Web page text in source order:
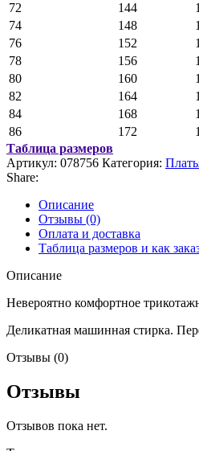
72
144
74
148
76
152
78
156
80
160
82
164
84
168
86
172
Таблица размеров
Артикул: 078756 Категория:
Share:
Описание
Отзывы (0)
Оплата и доставка
Таблица размеров и как
Описание
Невероятно комфортное
Деликатная машинная стирка.
Отзывы (0)
Отзывы
Отзывов пока нет.